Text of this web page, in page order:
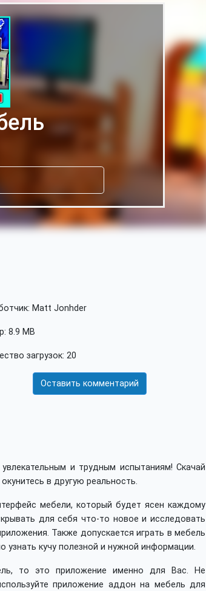
Matt Jonhder
8.9 MB
загрузок: 20
Оставить комментарий
и трудным испытаниям! Скачай
в другую реальность.
мебели, который будет ясен каждому
для себя что-то новое и исследовать
Также допускается играть в мебель
кучу полезной и нужной информации.
то это приложение именно для Вас. Не
приложение аддон на мебель для